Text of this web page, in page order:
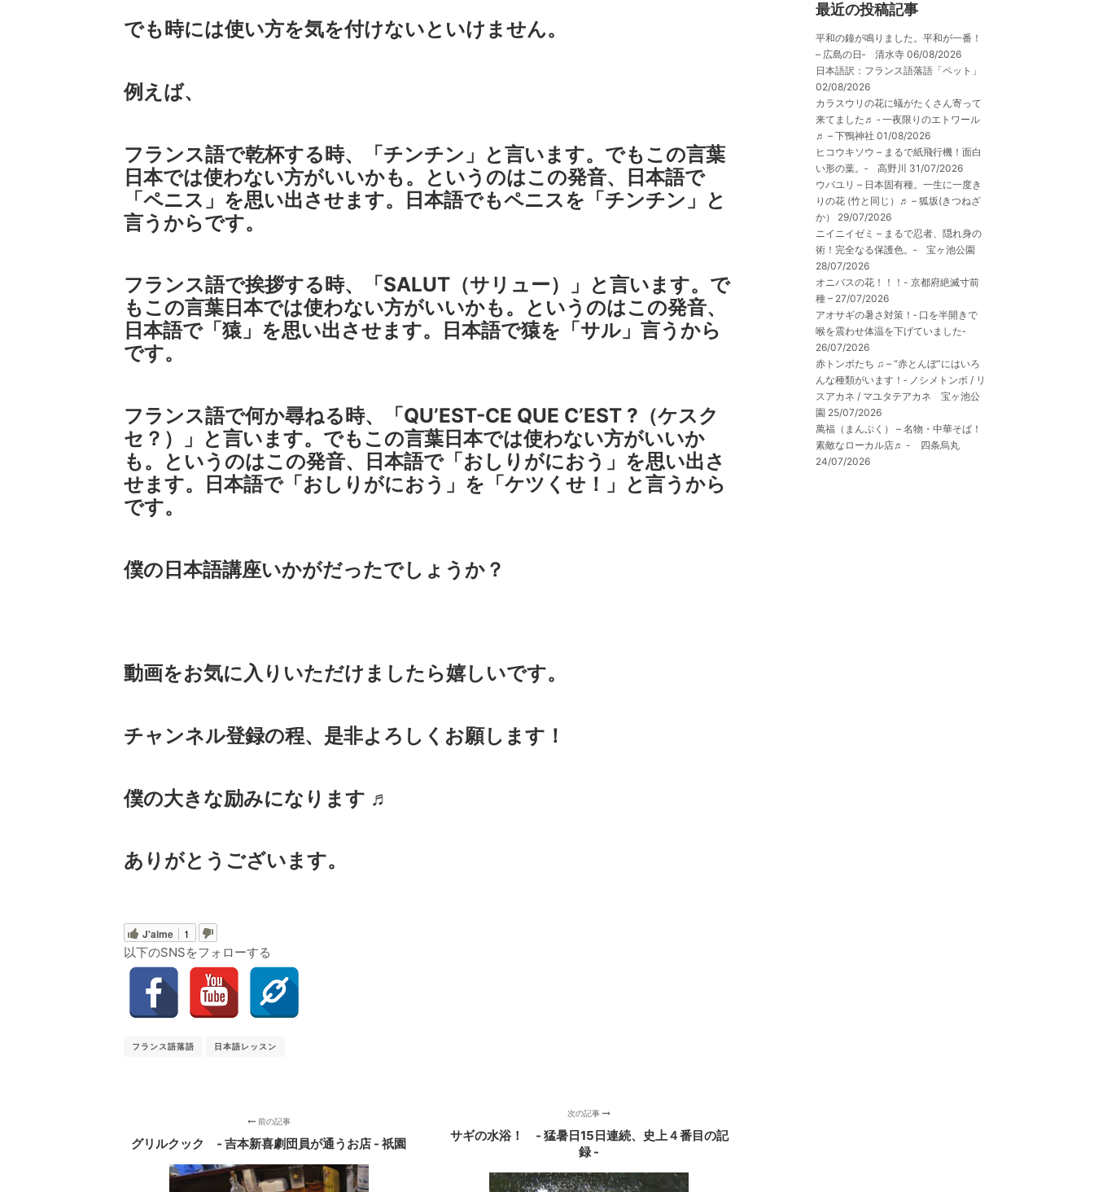
でも時には使い方を気を付けないといけません。
例えば、
フランス語で乾杯する時、「チンチン」と言います。でもこの言葉
日本では使わない方がいいかも。というのはこの発音、日本語で
「ペニス」を思い出させます。日本語でもペニスを「チンチン」と
言うからです。
フランス語で挨拶する時、「SALUT（サリュー）」と言います。で
もこの言葉日本では使わない方がいいかも。というのはこの発音、
日本語で「猿」を思い出させます。日本語で猿を「サル」言うから
です。
フランス語で何か尋ねる時、「QU’EST-CE QUE C’EST ?（ケスク
セ？）」と言います。でもこの言葉日本では使わない方がいいか
も。というのはこの発音、日本語で「おしりがにおう」を思い出さ
せます。日本語で「おしりがにおう」を「ケツくせ！」と言うから
です。
僕の日本語講座いかがだったでしょうか？
動画をお気に入りいただけましたら嬉しいです。
チャンネル登録の程、是非よろしくお願します！
僕の大きな励みになります ♬
ありがとうございます。
J'aime 1
以下のSNSをフォローする
フランス語落語 日本語レッスン
前の記事
グリルクック ‐ 吉本新喜劇団員が通うお店 - 祇園
次の記事
サギの水浴！ ‐ 猛暑日15日連続、史上４番目の記
録 -
最近の投稿記事
平和の鐘が鳴りました。平和が一番！
– 広島の日‐ 清水寺 06/08/2026
日本語訳：フランス語落語「ペット」
02/08/2026
カラスウリの花に蟻がたくさん寄って
来てました♬ ‐ 一夜限りのエトワール
♬ – 下鴨神社 01/08/2026
ヒコウキソウ – まるで紙飛行機！面白
い形の葉。‐ 高野川 31/07/2026
ウバユリ – 日本固有種。一生に一度き
りの花 (竹と同じ）♬ – 狐坂(きつねざ
か）
29/07/2026
ニイニイゼミ – まるで忍者、隠れ身の
術！完全なる保護色。‐ 宝ヶ池公園
28/07/2026
オニバスの花！！！- 京都府絶滅寸前
種 – 27/07/2026
アオサギの暑さ対策！‐ 口を半開きで
喉を震わせ体温を下げていました‐
26/07/2026
赤トンボたち ♫ – “赤とんぼ”にはいろ
んな種類がいます！‐ ノシメトンボ / リ
スアカネ / マユタテアカネ 宝ヶ池公
園 25/07/2026
萬福（まんぷく） – 名物・中華そば！
素敵なローカル店♬ - 四条烏丸
24/07/2026